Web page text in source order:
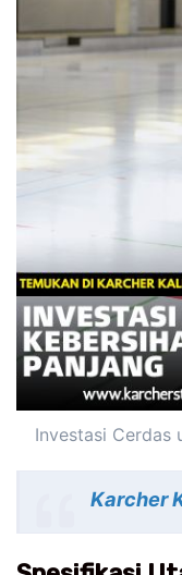
Investasi Cerdas
Karcher